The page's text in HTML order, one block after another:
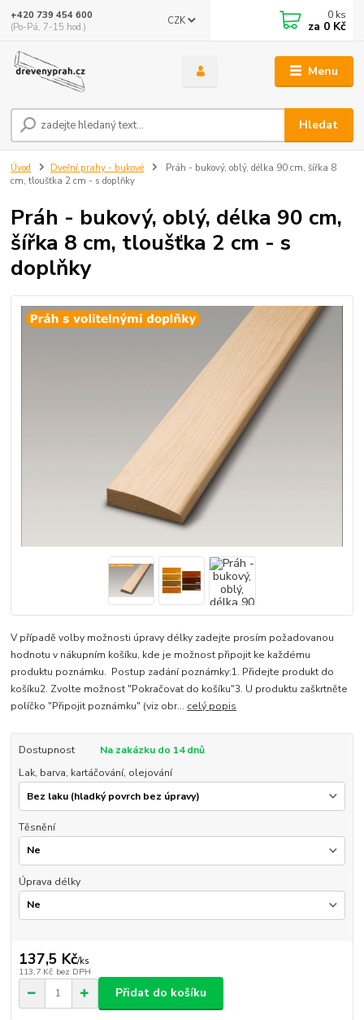
Menu
CZK
Hledat
+420 739 454 600
(Po-Pá, 7-15 hod.)
0 ks
za 0 Kč
Úvod Dveřní prahy - bukové
Práh - bukový, oblý, délka 90 cm, šířka 8
cm, tloušťka 2 cm - s doplňky
Práh - bukový, oblý, délka 90 cm,
šířka 8 cm, tloušťka 2 cm - s
doplňky
V případě volby možnosti úpravy délky zadejte prosím požadovanou
hodnotu v nákupním košíku, kde je možnost připojit ke každému
produktu poznámku. Postup zadání poznámky:1. Přidejte produkt do
košíku2. Zvolte možnost "Pokračovat do košíku"3. U produktu zaškrtněte
políčko "Připojit poznámku" (viz obr... celý popis
Dostupnost
Na zakázku do 14 dnů
Lak, barva, kartáčování, olejování
Těsnění
Úprava délky
137,5 Kč/ks
113,7 Kč bez DPH
Přidat do košíku